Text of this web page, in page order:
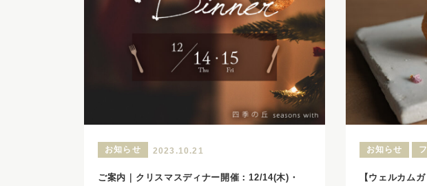
お知らせ 2023.10.21
ご案内｜クリスマスディナー開催：12/14(木)・
お知らせ
【ウェルカム